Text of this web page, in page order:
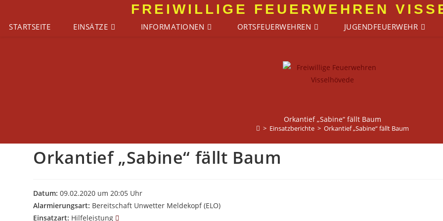
springen
FREIWILLIGE FEUERWEHREN
STARTSEITE EINSÄTZE INFORMATIONEN ORTSFEUERWEHREN JUGENDFEUERWEHR
Orkantief „Sabine“ fällt Baum
> Einsatzberichte > Orkantief „Sabine“ fällt Baum
Orkantief „Sabine“ fällt Baum
Datum: 09.02.2020 um 20:05 Uhr
Alarmierungsart: Bereitschaft Unwetter Meldekopf (ELO)
Einsatzart: Hilfeleistung